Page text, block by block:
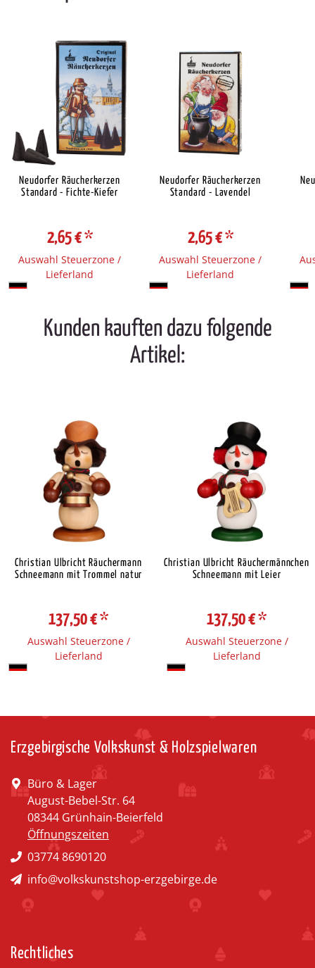
Neudorfer Räucherkerzen
Standard - Fichte-Kiefer
2,65 €*
Auswahl Steuerzone /
Lieferland
Neudorfer Räucherkerzen
Standard - Lavendel
2,65 €*
Auswahl Steuerzone /
Lieferland
Kunden kauften dazu folgende
Artikel:
Christian Ulbricht Räuchermann
Schneemann mit Trommel natur
137,50 €*
Auswahl Steuerzone /
Lieferland
Christian Ulbricht Räuchermännchen
Schneemann mit Leier
137,50 €*
Auswahl Steuerzone /
Lieferland
Erzgebirgische Volkskunst & Holzspielwaren
Büro & Lager
August-Bebel-Str. 64
08344 Grünhain-Beierfeld
Öffnungszeiten
03774 8690120
info@volkskunstshop-erzgebirge.de
Rechtliches